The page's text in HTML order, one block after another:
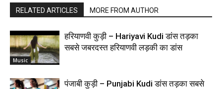
RELATED ARTICLES MORE FROM AUTHOR
Music
हरियाणवी कुड़ी – Hariyavi Kudi डांस तड़का
सबसे जबरदस्त हरियाणवी लड़की का डांस
पंजाबी कुड़ी – Punjabi Kudi डांस तड़का सबसे